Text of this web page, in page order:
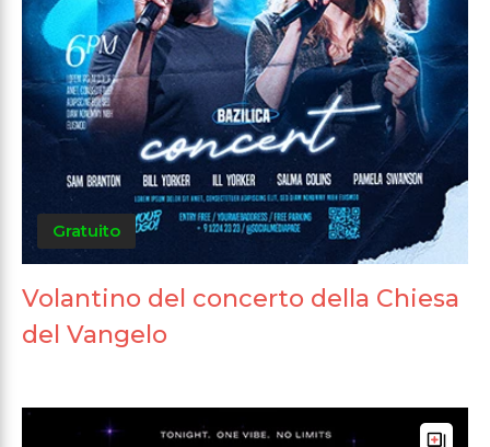
Gratuito
Volantino del concerto della Chiesa
del Vangelo